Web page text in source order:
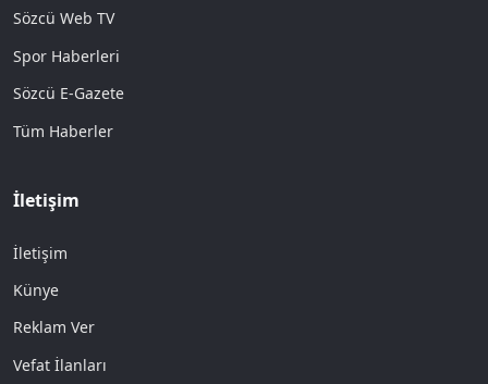
Sözcü Web TV
Spor Haberleri
Sözcü E-Gazete
Tüm Haberler
İletişim
İletişim
Künye
Reklam Ver
Vefat İlanları